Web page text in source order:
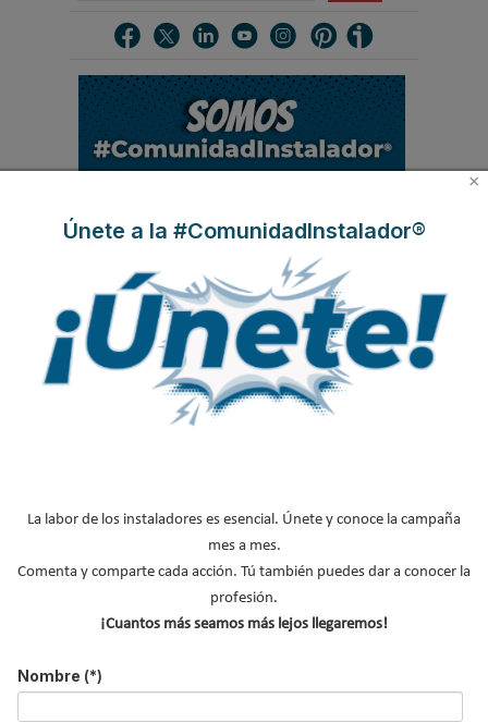
r
.
MÁS ACTUALIDAD
Protagonistas del sector
Nombramientos
Iberoamérica
Nuestras portadas
NOTICIAS DESTACADAS
×
Únete a la #ComunidadInstalador®
La labor de los instaladores es esencial. Únete y conoce la campaña
mes a mes.
Comenta y comparte cada acción. Tú también puedes dar a conocer la
profesión.
¡Cuantos más seamos más lejos llegaremos!
Nombre (*)